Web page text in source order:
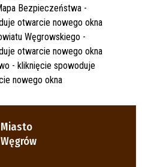
Miasto
Węgrów